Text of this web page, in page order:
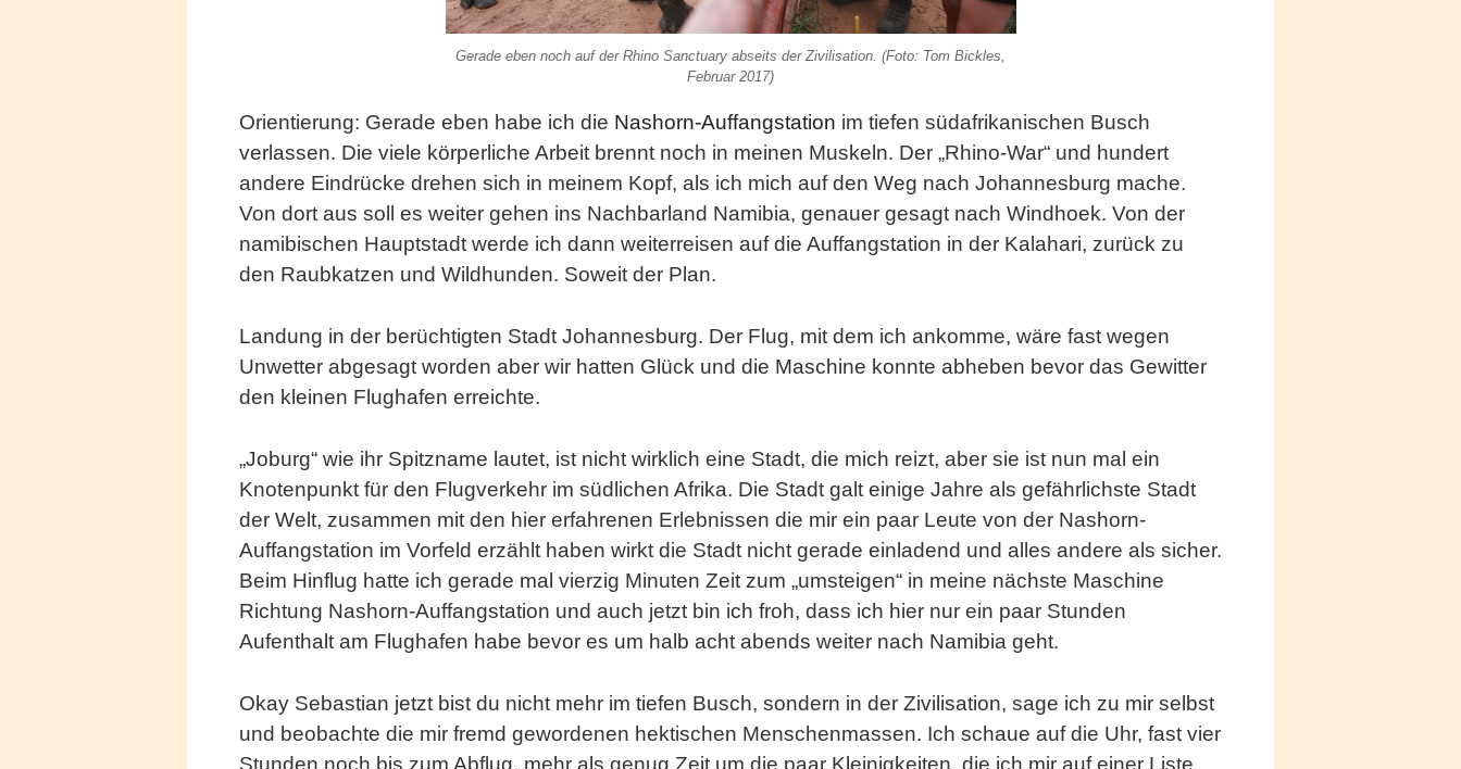
Gerade eben noch auf der Rhino Sanctuary abseits der Zivilisation. (Foto: Tom Bickles,
Februar 2017)
Orientierung: Gerade eben habe ich die Nashorn-Auffangstation im tiefen südafrikanischen Busch
verlassen. Die viele körperliche Arbeit brennt noch in meinen Muskeln. Der „Rhino-War“ und hundert
andere Eindrücke drehen sich in meinem Kopf, als ich mich auf den Weg nach Johannesburg mache.
Von dort aus soll es weiter gehen ins Nachbarland Namibia, genauer gesagt nach Windhoek. Von der
namibischen Hauptstadt werde ich dann weiterreisen auf die Auffangstation in der Kalahari, zurück zu
den Raubkatzen und Wildhunden. Soweit der Plan.
Landung in der berüchtigten Stadt Johannesburg. Der Flug, mit dem ich ankomme, wäre fast wegen
Unwetter abgesagt worden aber wir hatten Glück und die Maschine konnte abheben bevor das Gewitter
den kleinen Flughafen erreichte.
„Joburg“ wie ihr Spitzname lautet, ist nicht wirklich eine Stadt, die mich reizt, aber sie ist nun mal ein
Knotenpunkt für den Flugverkehr im südlichen Afrika. Die Stadt galt einige Jahre als gefährlichste Stadt
der Welt, zusammen mit den hier erfahrenen Erlebnissen die mir ein paar Leute von der Nashorn-
Auffangstation im Vorfeld erzählt haben wirkt die Stadt nicht gerade einladend und alles andere als sicher.
Beim Hinflug hatte ich gerade mal vierzig Minuten Zeit zum „umsteigen“ in meine nächste Maschine
Richtung Nashorn-Auffangstation und auch jetzt bin ich froh, dass ich hier nur ein paar Stunden
Aufenthalt am Flughafen habe bevor es um halb acht abends weiter nach Namibia geht.
Okay Sebastian jetzt bist du nicht mehr im tiefen Busch, sondern in der Zivilisation, sage ich zu mir selbst
und beobachte die mir fremd gewordenen hektischen Menschenmassen. Ich schaue auf die Uhr, fast vier
Stunden noch bis zum Abflug, mehr als genug Zeit um die paar Kleinigkeiten, die ich mir auf einer Liste